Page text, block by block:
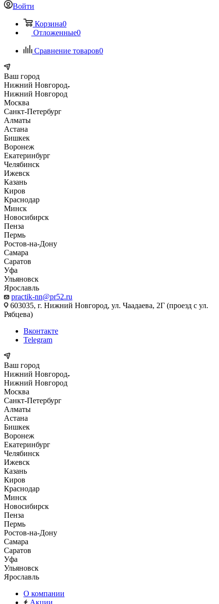
Войти
Корзина0
Отложенные0
Сравнение товаров0
Ваш город
Нижний Новгород
Нижний Новгород
Москва
Санкт-Петербург
Алматы
Астана
Бишкек
Воронеж
Екатеринбург
Челябинск
Ижевск
Казань
Киров
Краснодар
Минск
Новосибирск
Пенза
Пермь
Ростов-на-Дону
Самара
Саратов
Уфа
Ульяновск
Ярославль
practik-nn@pr52.ru
603035, г. Нижний Новгород, ул. Чаадаева, 2Г (проезд с ул.
Рябцева)
Вконтакте
Telegram
Ваш город
Нижний Новгород
Нижний Новгород
Москва
Санкт-Петербург
Алматы
Астана
Бишкек
Воронеж
Екатеринбург
Челябинск
Ижевск
Казань
Киров
Краснодар
Минск
Новосибирск
Пенза
Пермь
Ростов-на-Дону
Самара
Саратов
Уфа
Ульяновск
Ярославль
О компании
Акции